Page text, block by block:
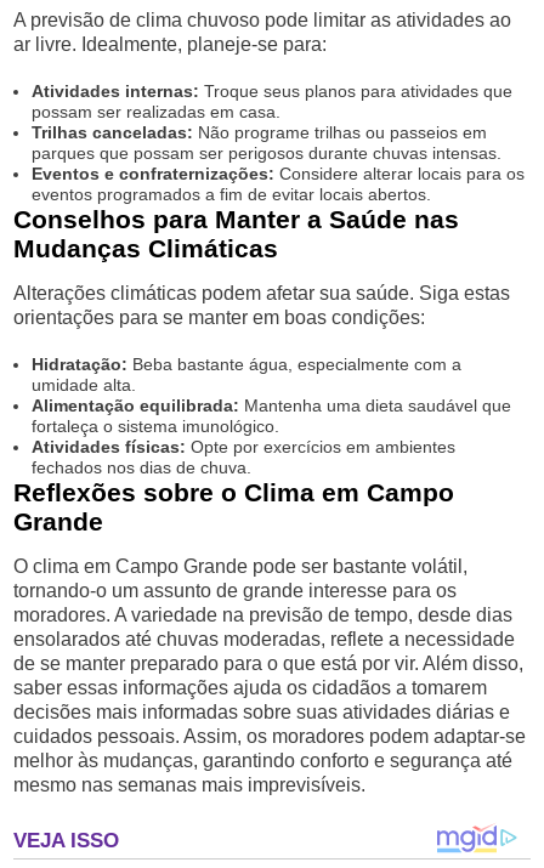
A previsão de clima chuvoso pode limitar as atividades ao
ar livre. Idealmente, planeje-se para:
Atividades internas: Troque seus planos para atividades que
possam ser realizadas em casa.
Trilhas canceladas: Não programe trilhas ou passeios em
parques que possam ser perigosos durante chuvas intensas.
Eventos e confraternizações: Considere alterar locais para os
eventos programados a fim de evitar locais abertos.
Conselhos para Manter a Saúde nas
Mudanças Climáticas
Alterações climáticas podem afetar sua saúde. Siga estas
orientações para se manter em boas condições:
Hidratação: Beba bastante água, especialmente com a
umidade alta.
Alimentação equilibrada: Mantenha uma dieta saudável que
fortaleça o sistema imunológico.
Atividades físicas: Opte por exercícios em ambientes
fechados nos dias de chuva.
Reflexões sobre o Clima em Campo
Grande
O clima em Campo Grande pode ser bastante volátil,
tornando-o um assunto de grande interesse para os
moradores. A variedade na previsão de tempo, desde dias
ensolarados até chuvas moderadas, reflete a necessidade
de se manter preparado para o que está por vir. Além disso,
saber essas informações ajuda os cidadãos a tomarem
decisões mais informadas sobre suas atividades diárias e
cuidados pessoais. Assim, os moradores podem adaptar-se
melhor às mudanças, garantindo conforto e segurança até
mesmo nas semanas mais imprevisíveis.